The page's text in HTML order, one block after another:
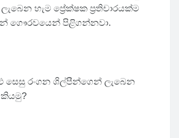
හැම ප්‍රේක්ෂක ප්‍රතිචාරයක්ම
ගෞරවයෙන් පිළිගන්නවා.
සෙසු රංගන ශිල්පීන්ගෙන් ලැබෙන